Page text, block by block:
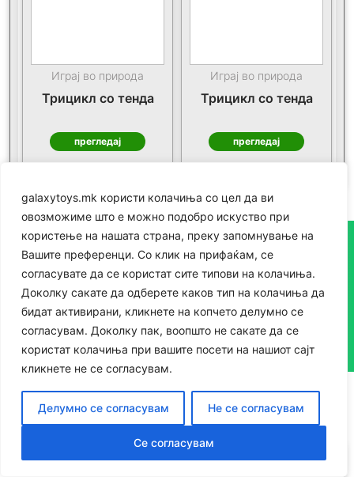
galaxytoys.mk користи колачиња со цел да ви
овозможиме што е можно подобро искуство при
користење на нашата страна, преку запомнување на
Вашите преференци. Со клик на прифаќам, се
согласувате да се користат сите типови на колачиња.
Доколку сакате да одберете каков тип на колачиња да
бидат активирани, кликнете на копчето делумно се
согласувам. Доколку пак, воопшто не сакате да се
користат колачиња при вашите посети на нашиот сајт
кликнете не се согласувам.
Делумно се согласувам Не се согласувам
Се согласувам
Играј во природа
Трицикл со тенда
прегледај
Играј во природа
Трицикл со тенда
прегледај
Пени Борд